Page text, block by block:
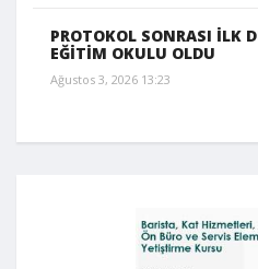
PROTOKOL SONRASI İLK
EĞİTİM OKULU OLDU
Ağustos 3, 2026 13:23